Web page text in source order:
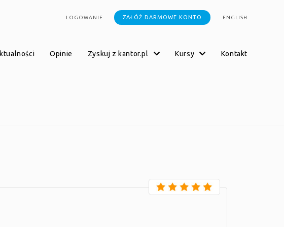
LOGOWANIE ZAŁÓŻ DARMOWE KONTO ENGLISH
aktualności opinie zyskuj z kantor.pl kursy kontakt